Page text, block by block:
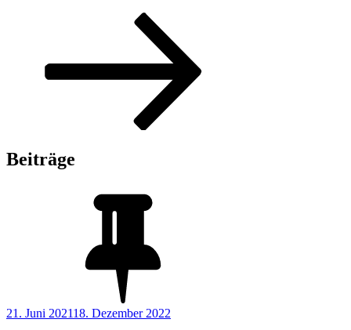
Beiträge
Veröffentlicht
21. Juni 202118. Dezember 2022